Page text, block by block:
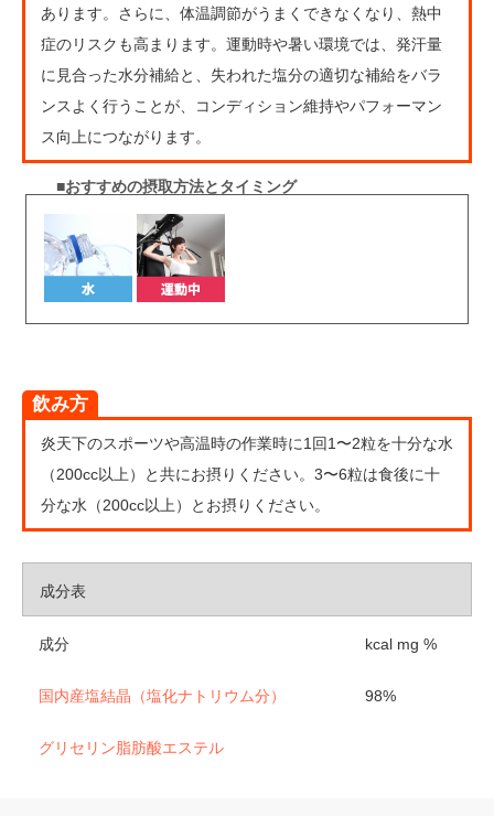
あります。さらに、体温調節がうまくできなくなり、熱中
症のリスクも高まります。運動時や暑い環境では、発汗量
に見合った水分補給と、失われた塩分の適切な補給をバラ
ンスよく行うことが、コンディション維持やパフォーマン
ス向上につながります。
■おすすめの摂取方法とタイミング
飲み方
炎天下のスポーツや高温時の作業時に1回1〜2粒を十分な水
（200cc以上）と共にお摂りください。3〜6粒は食後に十
分な水（200cc以上）とお摂りください。
成分表
成分 kcal mg %
国内産塩結晶（塩化ナトリウム分） 98%
グリセリン脂肪酸エステル